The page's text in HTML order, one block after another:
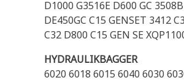
D1000 G3516E D600 GC
DE450GC C15 GENSET 3412
C32 D800 C15 GEN SE
HYDRAULIKBAGGER
6020 6018 6015 6040 6030